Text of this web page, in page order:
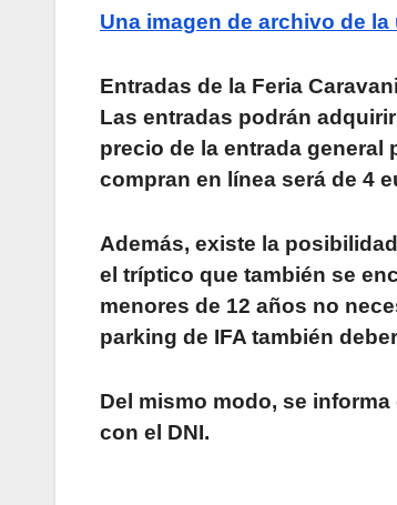
Una imagen de archivo de
Entradas de la Feria
Las entradas podrán
precio de la entrada general
compran en línea será de 4
Además, existe la
el tríptico que también se
menores de 12 años no
parking de IFA también
Del mismo modo, se
con el DNI.